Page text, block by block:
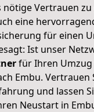
nötige Vertrauen zu
eine
für einen
Ist unser
für Ihren Umzug
Embu. Vertrauen
und lassen
Neustart in